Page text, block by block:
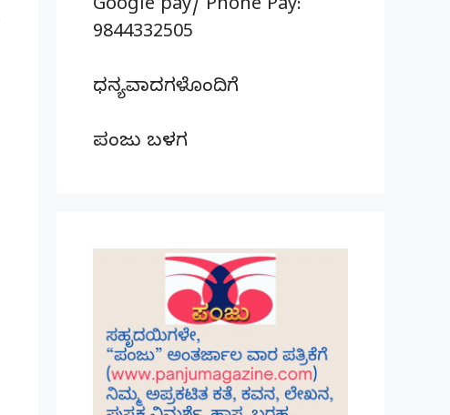
Google pay/ Phone Pay:
9844332505
ಧನ್ಯವಾದಗಳೊಂದಿಗೆ
ಪಂಜು ಬಳಗ